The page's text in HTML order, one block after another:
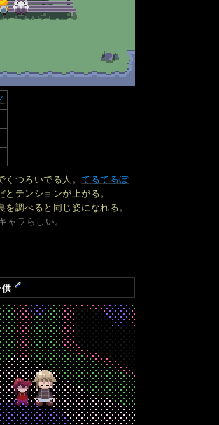
くつろいでる人。てるてるぼ
とテンションが上がる。
を調べると同じ姿になれる。
ャラらしい。
供